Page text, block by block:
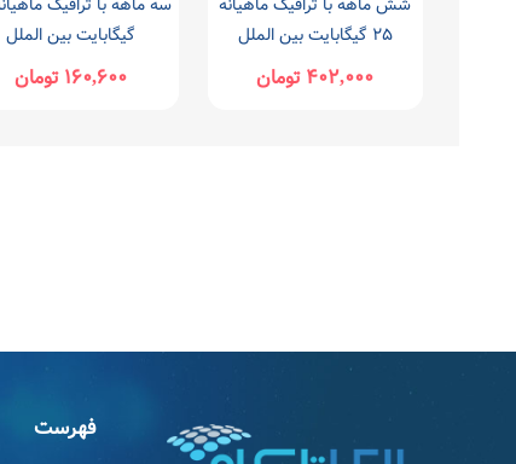
۲۵ گیگابایت بین الملل
۴۰۲,۰۰۰ تومان
گیگابایت بین الملل
۱۶۰,۶۰۰ تومان
فهرست